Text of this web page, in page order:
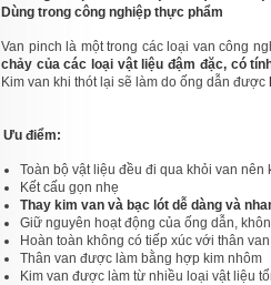
Dùng trong công nghiệp thực phẩm
Van pinch là một trong các loại van công
chảy của các loại vật liệu đậm đặc, có
Kim van khi thót lại sẽ làm do ống dẫn được
Ưu điểm:
Toàn bộ vật liệu đều đi qua khỏi van
Kết cấu gọn nhẹ
Thay kim van và bạc lót dễ dàng và
Giữ nguyên hoạt động của ống dẫn,
Hoàn toàn không có tiếp xúc với thân
Thân van được làm bằng hợp kim nhôm
Kim van được làm từ nhiều loại vật liệu